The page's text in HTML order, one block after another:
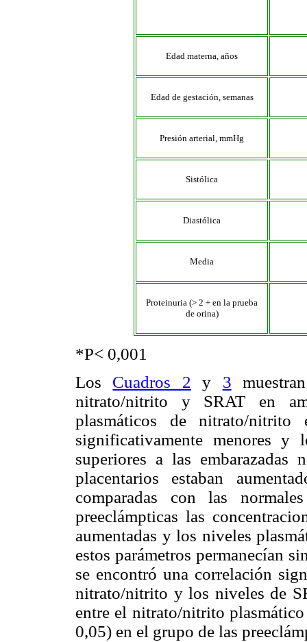
Edad materna, años
Edad de gestación, semanas
Presión arterial, mmHg
Sistólica
Diastólica
Media
Proteinuria (> 2 + en la prueba
de orina)
*P< 0,001
Los Cuadros 2 y 3
nitrato/nitrito y SRAT en
plasmáticos de nitrato/nitrito
significativamente menores y
superiores a las embarazadas
placentarios estaban
comparadas con las
preeclámpticas las
aumentadas y los niveles
estos parámetros permanecían
se encontró una correlación
nitrato/nitrito y los niveles de
entre el nitrato/nitrito
0,05) en el grupo de las